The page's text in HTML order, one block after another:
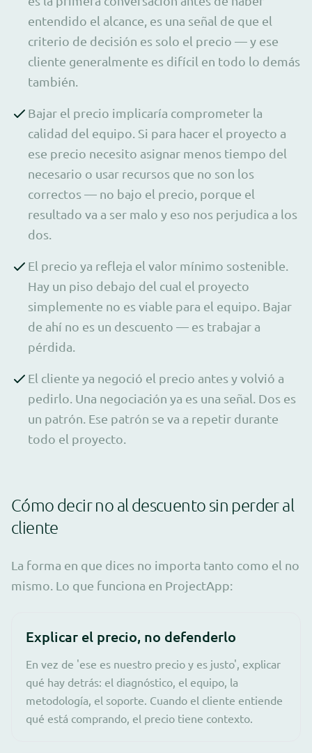
entendido el alcance, es una señal de que el
criterio de decisión es solo el precio — y ese
cliente generalmente es difícil en todo lo demás
también.
Bajar el precio implicaría comprometer la
calidad del equipo. Si para hacer el proyecto a
ese precio necesito asignar menos tiempo del
necesario o usar recursos que no son los
correctos — no bajo el precio, porque el
resultado va a ser malo y eso nos perjudica a los
dos.
El precio ya refleja el valor mínimo sostenible.
Hay un piso debajo del cual el proyecto
simplemente no es viable para el equipo. Bajar
de ahí no es un descuento — es trabajar a
pérdida.
El cliente ya negoció el precio antes y volvió a
pedirlo. Una negociación ya es una señal. Dos es
un patrón. Ese patrón se va a repetir durante
todo el proyecto.
Cómo decir no al descuento sin perder al
cliente
La forma en que dices no importa tanto como el no
mismo. Lo que funciona en ProjectApp:
Explicar el precio, no defenderlo
En vez de 'ese es nuestro precio y es justo', explicar
qué hay detrás: el diagnóstico, el equipo, la
metodología, el soporte. Cuando el cliente entiende
qué está comprando, el precio tiene contexto.